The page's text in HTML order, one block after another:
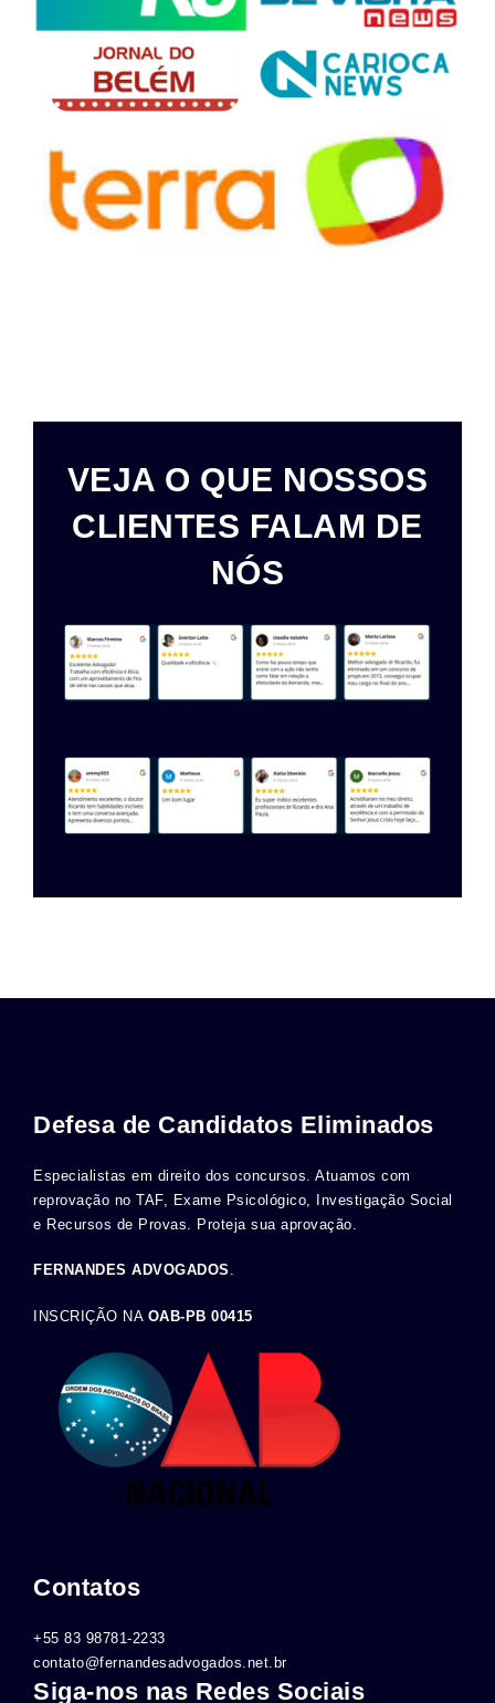
VEJA O QUE NOSSOS
CLIENTES FALAM DE
NÓS
Defesa de Candidatos Eliminados
Especialistas em direito dos concursos. Atuamos com
reprovação no TAF, Exame Psicológico, Investigação Social
e Recursos de Provas. Proteja sua aprovação.
FERNANDES ADVOGADOS .
INSCRIÇÃO NA OAB-PB 00415
Contatos
+55 83 98781-2233
contato@fernandesadvogados.net.br
Siga-nos nas Redes Sociais